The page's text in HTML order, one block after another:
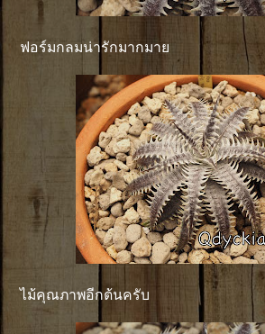
ฟอร์มกลมน่ารักมากมาย
ไม้คุณภาพอีกต้นครับ